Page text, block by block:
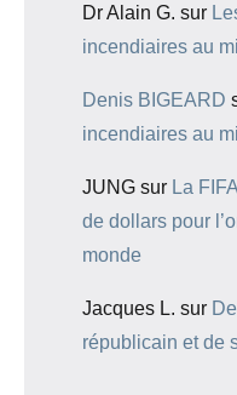
Dr Alain G. sur
incendiaires au
Denis BIGEARD
incendiaires au
JUNG sur La
de dollars pour
monde
Jacques L. sur
républicain et de